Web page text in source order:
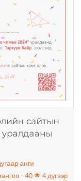
сайтын
уралдааны
анги
- 40 🌟 4 дүгээр